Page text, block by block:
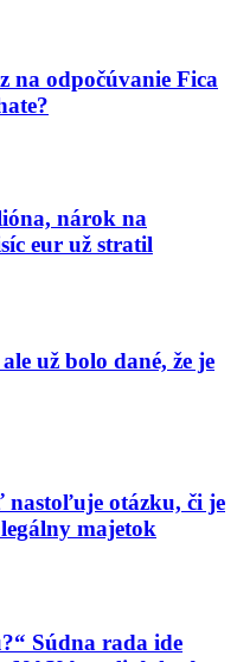
na odpočúvanie Fica
nárok na
eur už stratil
už bolo dané, že je
otázku, či je
majetok
Súdna rada ide